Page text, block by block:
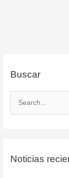
Buscar
a
Noticias